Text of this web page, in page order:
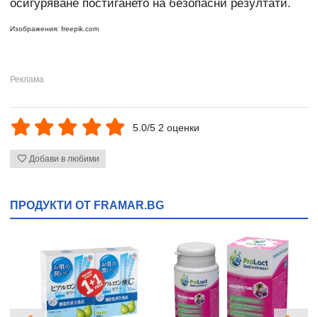
осигуряване постигането на безопасни резултати.
Изображения: freepik.com
5.0/5 2 оценки
Добави в любими
ПРОДУКТИ ОТ FRAMAR.BG